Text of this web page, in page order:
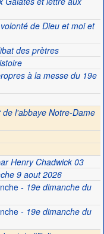
de Dieu et moi et
des prètres
à la messe du 19e
de l'abbaye Notre-Dame
Henry Chadwick 03
9 aout 2026
- 19e dimanche du
- 19e dimanche du